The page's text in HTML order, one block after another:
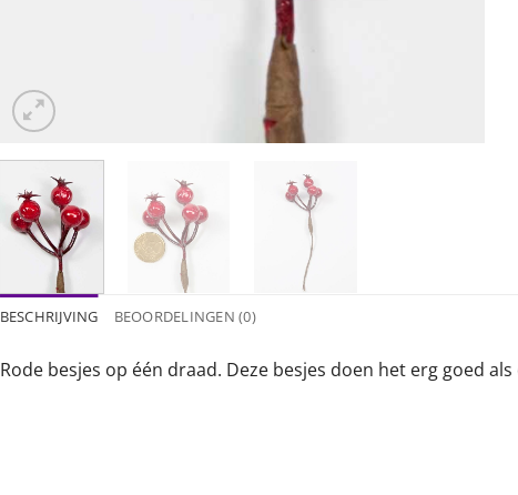
BESCHRIJVING BEOORDELINGEN (0)
Rode besjes op één draad. Deze besjes doen het erg goed